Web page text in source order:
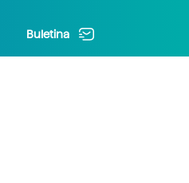
Buletina